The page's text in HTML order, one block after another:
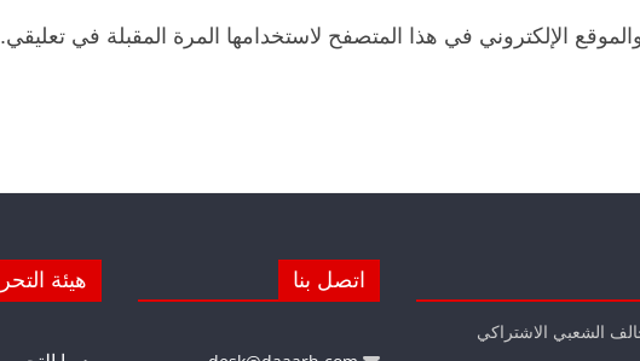
الإلكتروني في هذا المتصفح لاستخدامها المرة المقبلة في تعليقي.
الشعبي الاشتراكي
اتصل بنا هيئة